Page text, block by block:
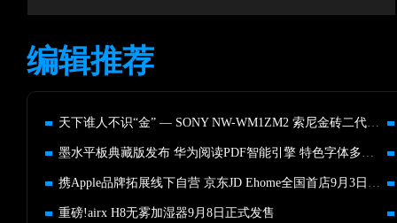
编辑推荐
天下谁人不识“金” — SONY NW-WM1ZM2 索尼金砖二代测评
墨水平板典藏版发布 华为阅读PDF智能引擎 特色字体多重升级来袭
携Apple品牌拓展线下自营 京东JD Ehome全国首店9月3日在京开业
重磅!airx H8无雾加湿器9月8日正式发售